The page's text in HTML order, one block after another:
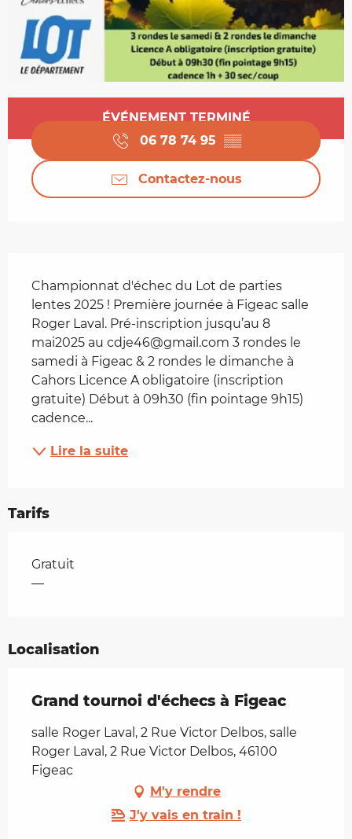
Ouverture et coordonnées
ÉVÉNEMENT TERMINÉ
06 78 74 95 ▒▒
Contactez-nous
Championnat d'échec du Lot de parties
lentes 2025 ! Première journée à Figeac salle
Roger Laval. Pré-inscription jusqu’au 8
mai2025 au cdje46@gmail.com 3 rondes le
samedi à Figeac & 2 rondes le dimanche à
Cahors Licence A obligatoire (inscription
gratuite) Début à 09h30 (fin pointage 9h15)
cadence...
Lire la suite
Tarifs
Tarifs 2026
Gratuit
—
Localisation
Grand tournoi d'échecs à Figeac
salle Roger Laval, 2 Rue Victor Delbos, salle
Roger Laval, 2 Rue Victor Delbos, 46100
Figeac
M'y rendre
J'y vais en train !